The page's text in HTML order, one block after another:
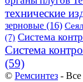
технические
зерновые (16)
(7) Система
Система
(59)
© Ремсинтез -